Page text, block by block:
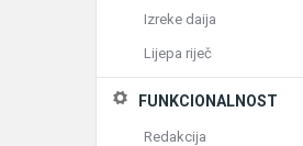
Izreke daija
Lijepa riječ
FUNKCIONALNOST
Redakcija